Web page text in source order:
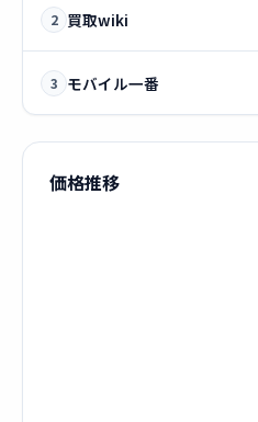
2 買取wiki
3 モバイル一番
価格推移